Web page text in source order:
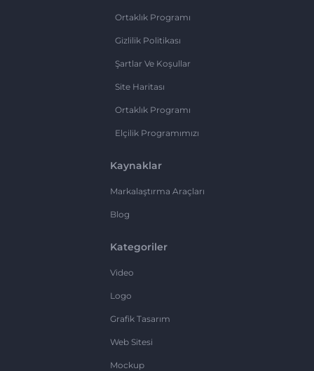
Ortaklık Programı
Gizlilik Politikası
Şartlar Ve Koşullar
Site Haritası
Ortaklık Programı
Elçilik Programımızı
Kaynaklar
Markalaştırma Araçları
Blog
Kategoriler
Video
Logo
Grafik Tasarım
Web Sitesi
Mockup